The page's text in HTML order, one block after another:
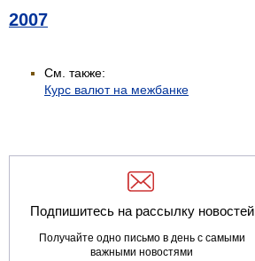
2007
См. также:
Курс валют на межбанке
Подпишитесь на рассылку новостей
Получайте одно письмо в день с самыми
важными новостями